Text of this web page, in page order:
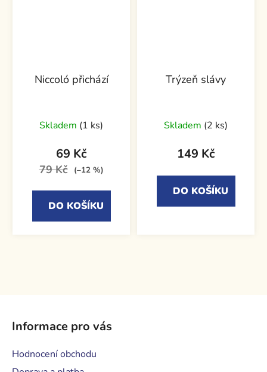
Niccoló přichází
Skladem (1 ks)
69 Kč
79 Kč (–12 %)
DO KOŠÍKU
Trýzeň slávy
Skladem (2 ks)
149 Kč
DO KOŠÍKU
Informace pro vás
Hodnocení obchodu